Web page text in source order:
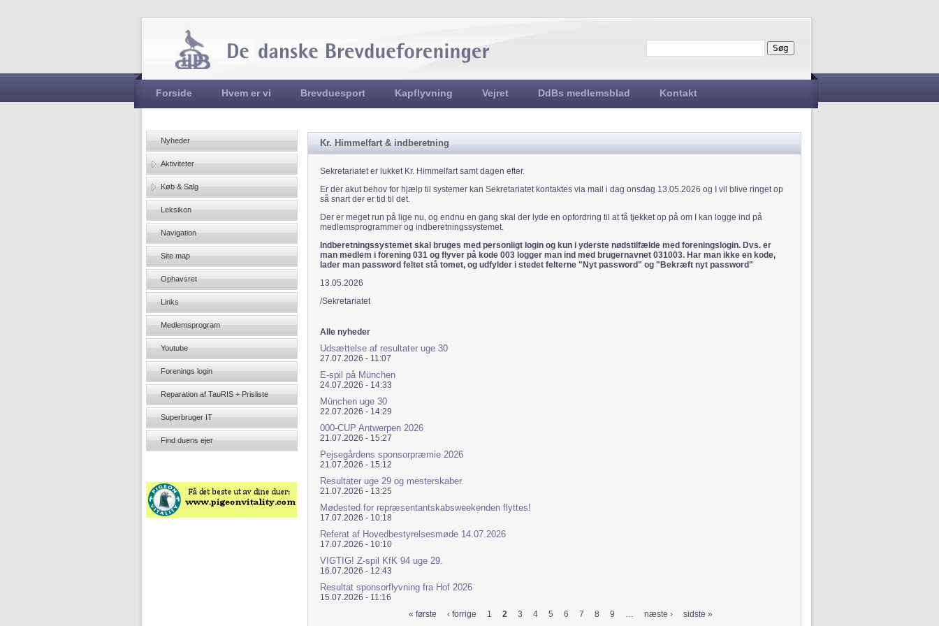
Søgefelt
Søg
Hovedmenu
Forside Hvem er vi Brevduesport Kapflyvning Vejret DdBs medlemsblad Kontakt
Kr. Himmelfart & indberetning
Sekretariatet er lukket Kr. Himmelfart samt dagen efter.
Er der akut behov for hjælp til systemer kan Sekretariatet kontaktes via mail i dag onsdag 13.05.2026 og I vil blive ringet op
så snart der er tid til det.
Der er meget run på lige nu, og endnu en gang skal der lyde en opfordring til at få tjekket op på om I kan logge ind på
medlemsprogrammer og indberetningssystemet.
Indberetningssystemet skal bruges med personligt login og kun i yderste nødstilfælde med foreningslogin. Dvs. er
man medlem i forening 031 og flyver på kode 003 logger man ind med brugernavnet 031003. Har man ikke en kode,
lader man password feltet stå tomet, og udfylder i stedet felterne "Nyt password" og "Bekræft nyt password"
13.05.2026
/Sekretariatet
Alle nyheder
Udsættelse af resultater uge 30
27.07.2026 - 11:07
E-spil på München
24.07.2026 - 14:33
München uge 30
22.07.2026 - 14:29
000-CUP Antwerpen 2026
21.07.2026 - 15:27
Pejsegårdens sponsorpræmie 2026
21.07.2026 - 15:12
Resultater uge 29 og mesterskaber.
21.07.2026 - 13:25
Mødested for repræsentantskabsweekenden flyttes!
17.07.2026 - 10:18
Referat af Hovedbestyrelsesmøde 14.07.2026
17.07.2026 - 10:10
VIGTIG! Z-spil KfK 94 uge 29.
16.07.2026 - 12:43
Resultat sponsorflyvning fra Hof 2026
15.07.2026 - 11:16
« første ‹ forrige 1 2 3 4 5 6 7 8 9 … næste › sidste »
Nyheder
Aktiviteter
Køb & Salg
Leksikon
Navigation
Site map
Ophavsret
Links
Medlemsprogram
Youtube
Forenings login
Reparation af TauRIS + Prisliste
Superbruger IT
Find duens ejer